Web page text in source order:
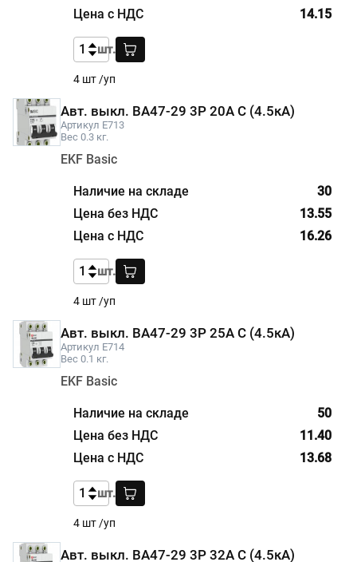
4 шт /уп
14.15
шт.
Авт. выкл. ВА47-29 3P 20А С (4.5кА)
Артикул E713
Вес 0.3 кг.
EKF Basic
30
4 шт /уп
13.55
16.26
шт.
Авт. выкл. ВА47-29 3P 25А С (4.5кА)
Артикул E714
Вес 0.1 кг.
EKF Basic
50
4 шт /уп
11.40
13.68
шт.
Авт. выкл. ВА47-29 3P 32А С (4.5кА)